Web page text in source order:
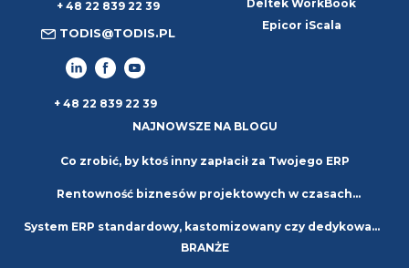
+ 48 22 839 22 39
TODIS@TODIS.PL
+ 48 22 839 22 39
Deltek WorkBook
Epicor iScala
NAJNOWSZE NA BLOGU
Co zrobić, by ktoś inny zapłacił za Twojego ERP
Rentowność biznesów projektowych w czasach
niepewności. Strategie i najlepsze praktyki
System ERP standardowy, kastomizowany czy dedykowany
BRANŻE